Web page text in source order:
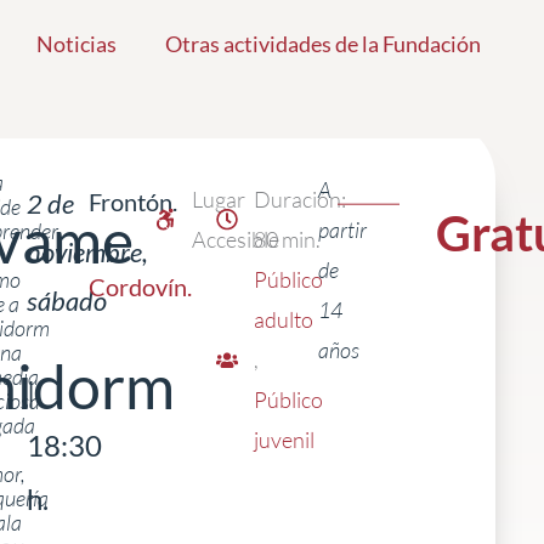
Noticias Otras actividades de la Fundación
a
2 de
noviembre,
sábado
|
18:30
h.
Frontón.
Cordovín.
Lugar
Accesible
Duración:
80 min.
Público
adulto
,
Público
juvenil
A
partir
de
14
años